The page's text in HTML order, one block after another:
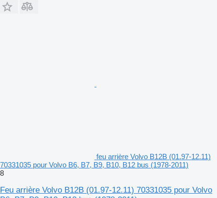
feu arrière Volvo B12B (01.97-12.11)
70331035 pour Volvo B6, B7, B9, B10, B12 bus (1978-2011)
8
Feu arrière Volvo B12B (01.97-12.11) 70331035 pour Volvo